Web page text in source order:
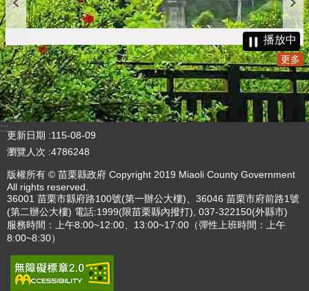
播放中
更多
:::
更新日期
115-08-09
瀏覽人次 4786248
版權所有 © 苗栗縣政府 Copyright 2019 Miaoli County Government
All rights reserved.
36001 苗栗市縣府路100號(第一辦公大樓)、36046 苗栗市府前路1號
(第二辦公大樓) 電話:1999(限苗栗縣內撥打), 037-322150(外縣市)
服務時間：上午8:00~12:00、13:00~17:00（彈性上班時間：上午
8:00~8:30）